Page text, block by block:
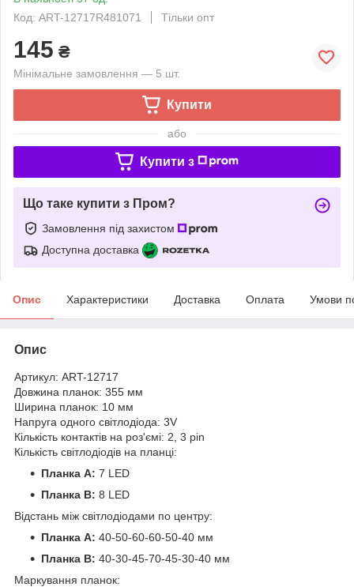
Код: ART-12717R481071
Тільки опт
145 ₴
Мінімальне замовлення — 5 шт.
Купити
або
Купити з
Що таке купити з Пром?
Замовлення під захистом
Доступна доставка
Опис Характеристики Доставка Оплата Умови
Опис
Артикул: ART-12717
Довжина планок: 355 мм
Ширина планок: 10 мм
Напруга одного світлодіода: 3V
Кількість контактів на роз'ємі: 2, 3 pin
Кількість світлодіодів на планці:
Планка A: 7 LED
Планка B: 8 LED
Відстань між світлодіодами по центру:
Планка A: 40-50-60-60-50-40 мм
Планка B: 40-30-45-70-45-30-40 мм
Маркування планок: